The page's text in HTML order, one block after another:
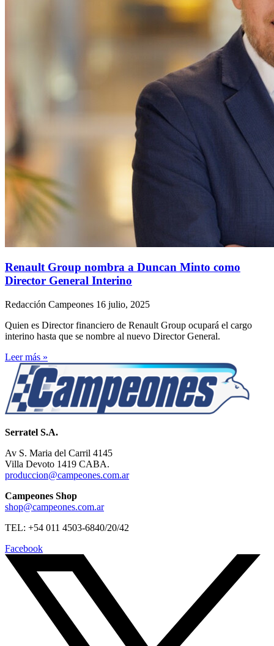
Renault Group nombra a Duncan Minto como
Director General Interino
Redacción Campeones 16 julio, 2025
Quien es Director financiero de Renault Group ocupará el cargo
interino hasta que se nombre al nuevo Director General.
Leer más »
Serratel S.A.
Av S. Maria del Carril 4145
Villa Devoto 1419 CABA.
produccion@campeones.com.ar
Campeones Shop
shop@campeones.com.ar
TEL: +54 011 4503-6840/20/42
Facebook